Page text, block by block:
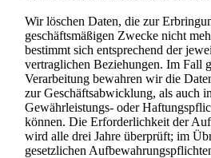
Wir löschen Daten, die zur
geschäftsmäßigen Zwecke nicht
bestimmt sich entsprechend der
vertraglichen Beziehungen. Im Fall
Verarbeitung bewahren wir die
zur Geschäftsabwicklung, als auch
Gewährleistungs- oder
können. Die Erforderlichkeit der
wird alle drei Jahre überprüft; im
gesetzlichen